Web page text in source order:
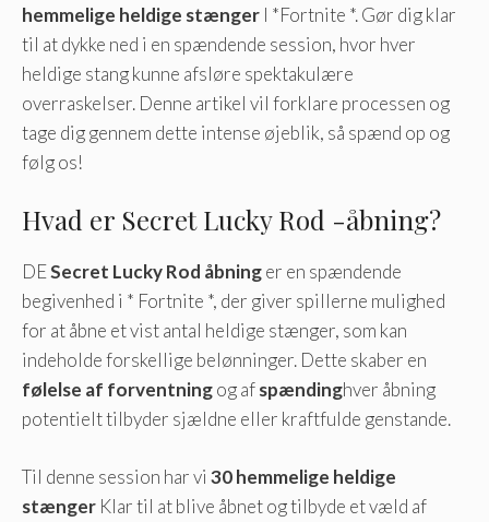
hemmelige heldige stænger I *Fortnite *. Gør dig klar
til at dykke ned i en spændende session, hvor hver
heldige stang kunne afsløre spektakulære
overraskelser. Denne artikel vil forklare processen og
tage dig gennem dette intense øjeblik, så spænd op og
følg os!
Hvad er Secret Lucky Rod -åbning?
DESecret Lucky Rod åbninger en spændende
begivenhed i * Fortnite *, der giver spillerne mulighed
for at åbne et vist antal heldige stænger, som kan
indeholde forskellige belønninger. Dette skaber en
følelse af forventningog afspændinghver åbning
potentielt tilbyder sjældne eller kraftfulde genstande.
Til denne session har vi 30 hemmelige heldige
stænger Klar til at blive åbnet og tilbyde et væld af